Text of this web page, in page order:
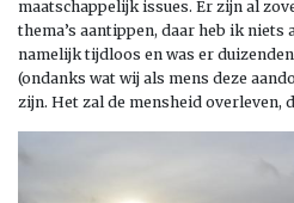
maatschappelijk issues. Er zijn al
thema’s aantippen, daar heb ik niets
namelijk tijdloos en was er
(ondanks wat wij als mens deze
zijn. Het zal de mensheid overleven,